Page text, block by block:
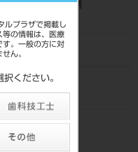
ルプラザで掲載し
等の情報は、医療
す。一般の方に対
ん。
ください。
臼歯用 上顎右側
コード
EANコード